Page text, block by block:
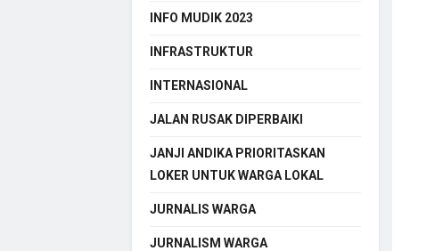
INFO MUDIK 2023
INFRASTRUKTUR
INTERNASIONAL
JALAN RUSAK DIPERBAIKI
JANJI ANDIKA PRIORITASKAN
LOKER UNTUK WARGA LOKAL
JURNALIS WARGA
JURNALISM WARGA